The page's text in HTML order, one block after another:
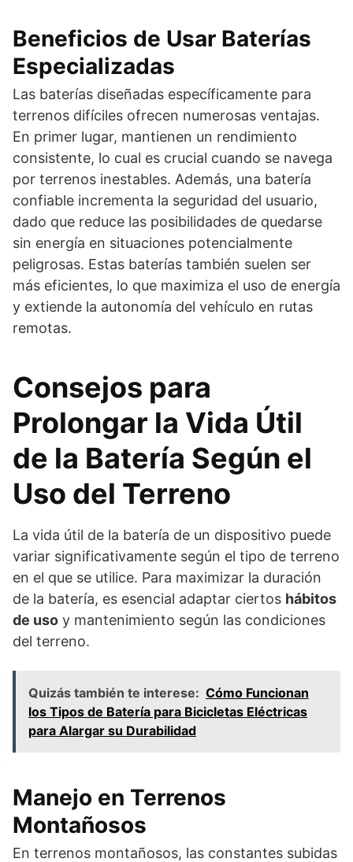
Beneficios de Usar Baterías
Especializadas
Las baterías diseñadas específicamente para
terrenos difíciles ofrecen numerosas ventajas.
En primer lugar, mantienen un rendimiento
consistente, lo cual es crucial cuando se navega
por terrenos inestables. Además, una batería
confiable incrementa la seguridad del usuario,
dado que reduce las posibilidades de quedarse
sin energía en situaciones potencialmente
peligrosas. Estas baterías también suelen ser
más eficientes, lo que maximiza el uso de energía
y extiende la autonomía del vehículo en rutas
remotas.
Consejos para
Prolongar la Vida Útil
de la Batería Según el
Uso del Terreno
La vida útil de la batería de un dispositivo puede
variar significativamente según el tipo de terreno
en el que se utilice. Para maximizar la duración
de la batería, es esencial adaptar ciertos hábitos
de uso y mantenimiento según las condiciones
del terreno.
Quizás también te interese: Cómo Funcionan
los Tipos de Batería para Bicicletas Eléctricas
para Alargar su Durabilidad
Manejo en Terrenos
Montañosos
En terrenos montañosos, las constantes subidas